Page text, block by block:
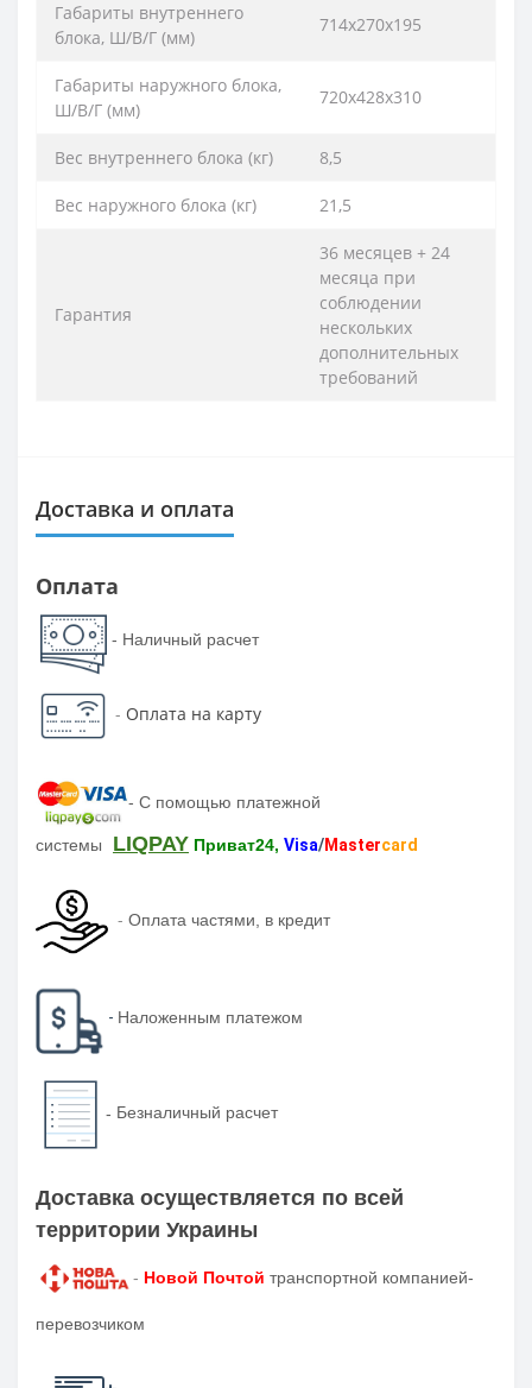
Габариты внутреннего
блока, Ш/В/Г (мм)
714x270x195
Габариты наружного блока,
Ш/В/Г (мм)
720x428x310
Вес внутреннего блока (кг) 8,5
Вес наружного блока (кг) 21,5
Гарантия
36 месяцев + 24
месяца при
соблюдении
нескольких
дополнительных
требований
Доставка и оплата
Оплата
- Наличный расчет
- Оплата на карту
- С помощью платежной
системы LIQPAY Приват24, Visa/Mastercard
- Оплата частями, в кредит
- Наложенным платежом
- Безналичный расчет
Доставка осуществляется по всей
территории Украины
- Новой Почтой транспортной компанией-
перевозчиком